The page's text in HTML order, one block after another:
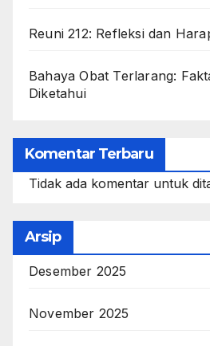
Reuni 212: Refleksi dan
Bahaya Obat Terlarang:
Diketahui
Komentar Terbaru
Tidak ada komentar untuk
Arsip
Desember 2025
November 2025